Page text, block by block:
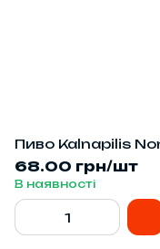
Пиво Kalnapilis
68.00 грн/шт
В наявності